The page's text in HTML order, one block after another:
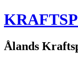
Ålands